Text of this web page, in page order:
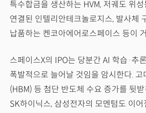
특수합금을 생산하는 HVM, 저궤도 위
연결된 인텔리안테크놀로지스, 발사체
납품하는 켄코아에어로스페이스 등이
스페이스X의 IPO는 당분간 AI 학습·추
폭발적으로 늘어날 것임을 암시한다. 고
(HBM) 등 첨단 반도체 수요 증가를 뒷
SK하이닉스, 삼성전자의 모멘텀도 이어